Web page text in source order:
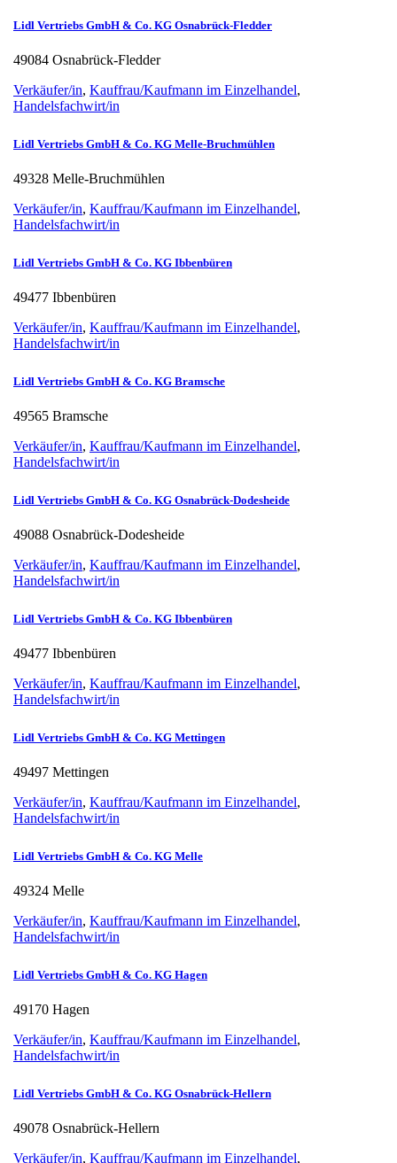
Lidl Vertriebs GmbH & Co. KG Osnabrück-Fledder
49084 Osnabrück-Fledder
Verkäufer/in, Kauffrau/Kaufmann im Einzelhandel,
Handelsfachwirt/in
Lidl Vertriebs GmbH & Co. KG Melle-Bruchmühlen
49328 Melle-Bruchmühlen
Verkäufer/in, Kauffrau/Kaufmann im Einzelhandel,
Handelsfachwirt/in
Lidl Vertriebs GmbH & Co. KG Ibbenbüren
49477 Ibbenbüren
Verkäufer/in, Kauffrau/Kaufmann im Einzelhandel,
Handelsfachwirt/in
Lidl Vertriebs GmbH & Co. KG Bramsche
49565 Bramsche
Verkäufer/in, Kauffrau/Kaufmann im Einzelhandel,
Handelsfachwirt/in
Lidl Vertriebs GmbH & Co. KG Osnabrück-Dodesheide
49088 Osnabrück-Dodesheide
Verkäufer/in, Kauffrau/Kaufmann im Einzelhandel,
Handelsfachwirt/in
Lidl Vertriebs GmbH & Co. KG Ibbenbüren
49477 Ibbenbüren
Verkäufer/in, Kauffrau/Kaufmann im Einzelhandel,
Handelsfachwirt/in
Lidl Vertriebs GmbH & Co. KG Mettingen
49497 Mettingen
Verkäufer/in, Kauffrau/Kaufmann im Einzelhandel,
Handelsfachwirt/in
Lidl Vertriebs GmbH & Co. KG Melle
49324 Melle
Verkäufer/in, Kauffrau/Kaufmann im Einzelhandel,
Handelsfachwirt/in
Lidl Vertriebs GmbH & Co. KG Hagen
49170 Hagen
Verkäufer/in, Kauffrau/Kaufmann im Einzelhandel,
Handelsfachwirt/in
Lidl Vertriebs GmbH & Co. KG Osnabrück-Hellern
49078 Osnabrück-Hellern
Verkäufer/in, Kauffrau/Kaufmann im Einzelhandel,